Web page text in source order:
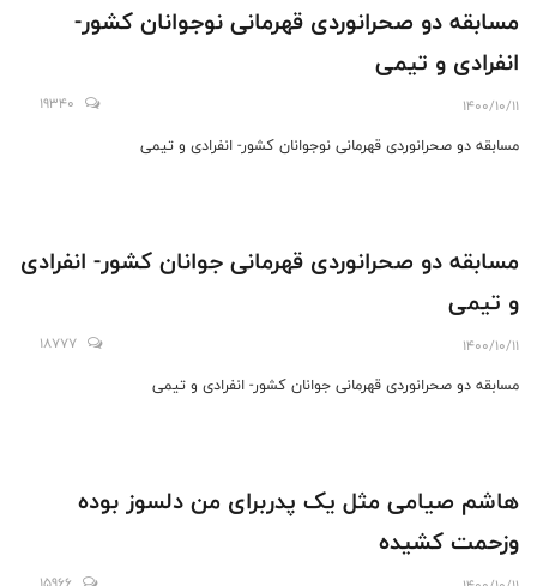
مسابقه دو صحرانوردی قهرمانی نوجوانان کشور-
انفرادی و تیمی
1400/10/11
19340
مسابقه دو صحرانوردی قهرمانی نوجوانان کشور- انفرادی و تیمی
مسابقه دو صحرانوردی قهرمانی جوانان کشور- انفرادی
و تیمی
1400/10/11
18777
مسابقه دو صحرانوردی قهرمانی جوانان کشور- انفرادی و تیمی
هاشم صیامی مثل یک پدربرای من دلسوز بوده
وزحمت کشیده